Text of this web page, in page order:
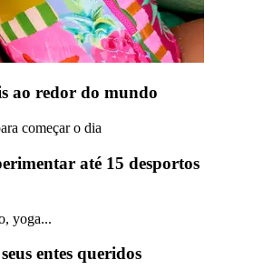
ao redor do mundo
começar o dia
até 15 desportos
yoga...
entes queridos